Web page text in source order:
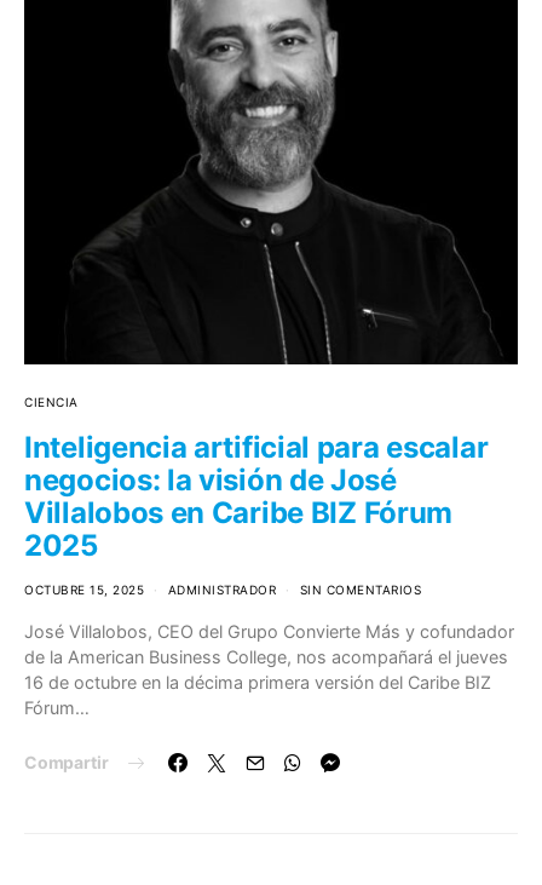
CIENCIA
Inteligencia artificial para escalar
negocios: la visión de José
Villalobos en Caribe BIZ Fórum
2025
OCTUBRE 15, 2025 ADMINISTRADOR SIN COMENTARIOS
José Villalobos, CEO del Grupo Convierte Más y cofundador
de la American Business College, nos acompañará el jueves
16 de octubre en la décima primera versión del Caribe BIZ
Fórum…
Compartir